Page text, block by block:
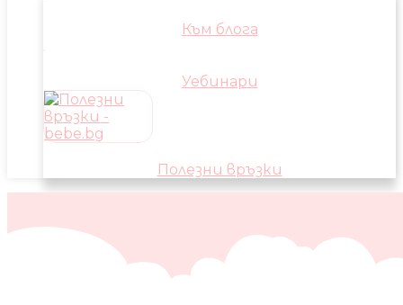
Към блога
Уебинари
Полезни връзки